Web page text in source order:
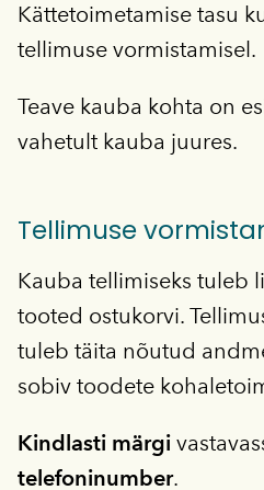
Kättetoimetamise tasu
tellimuse vormistamisel.
Teave kauba kohta on
vahetult kauba juures.
Tellimuse
Kauba tellimiseks tuleb
tooted ostukorvi.
tuleb täita nõutud
sobiv toodete
Kindlasti märgi
telefoninumber.